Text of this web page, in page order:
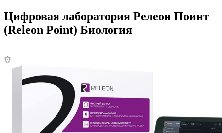
Цифровая лаборатория Релеон Поинт
(Releon Point) Биология